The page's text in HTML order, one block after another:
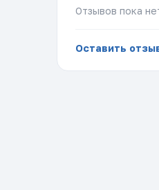
Отзывов пока
Оставить